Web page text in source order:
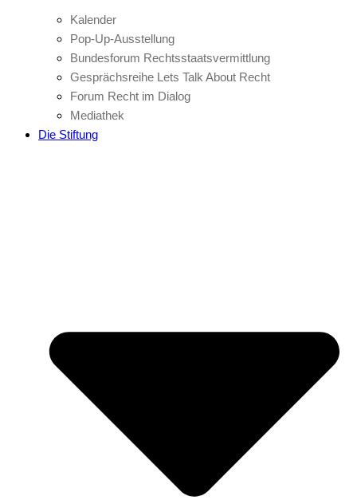
Kalender
Pop-Up-Ausstellung
Bundesforum Rechtsstaatsvermittlung
Gesprächsreihe Lets Talk About Recht
Forum Recht im Dialog
Mediathek
Die Stiftung